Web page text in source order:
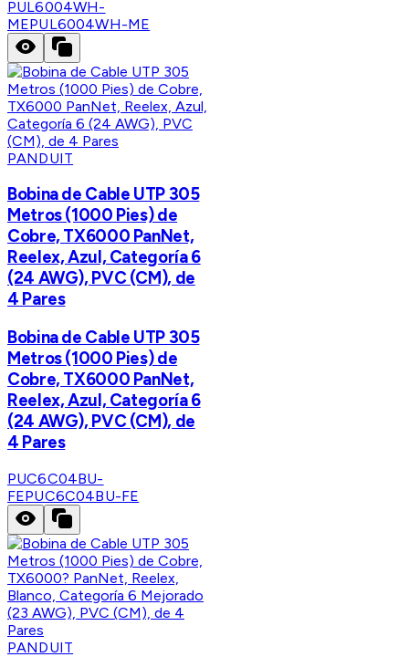
PUL6004WH-
MEPUL6004WH-ME
PANDUIT
Bobina de Cable UTP 305
Metros (1000 Pies) de
Cobre, TX6000 PanNet,
Reelex, Azul, Categoría 6
(24 AWG), PVC (CM), de
4 Pares
Bobina de Cable UTP 305
Metros (1000 Pies) de
Cobre, TX6000 PanNet,
Reelex, Azul, Categoría 6
(24 AWG), PVC (CM), de
4 Pares
PUC6C04BU-
FEPUC6C04BU-FE
PANDUIT